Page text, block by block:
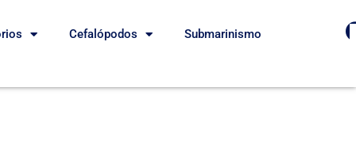
Cefalópodos Submarinismo